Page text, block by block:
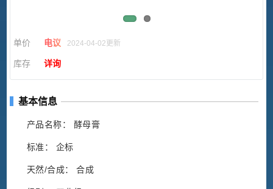
单价 电议 2024-04-02更新
库存 详询
基本信息
产品名称： 酵母膏
标准： 企标
天然/合成： 合成